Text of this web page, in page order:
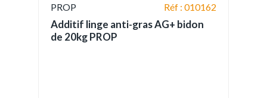
PROP Réf : 010162
Additif linge anti-gras AG+ bidon
de 20kg PROP